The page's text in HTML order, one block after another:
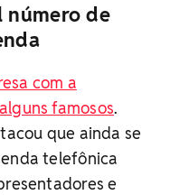
número de
com a
famosos.
que ainda se
telefônica
e